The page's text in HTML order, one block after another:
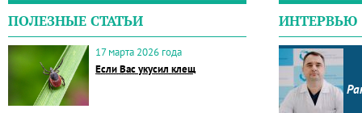
ПОЛЕЗНЫЕ СТАТЬИ
17 марта 2026 года
Если Вас укусил клещ
ИНТЕРВЬЮ